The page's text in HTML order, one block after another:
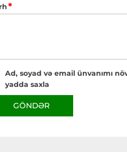
*
Ad, soyad və email ünvanımı
yadda saxla
GÖNDƏR